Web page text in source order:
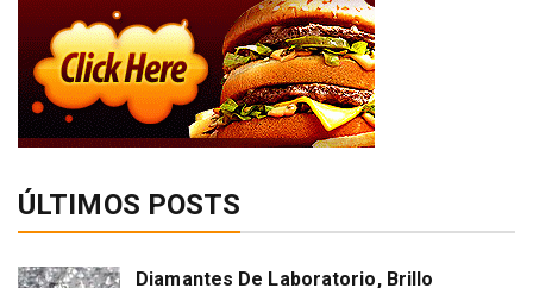
ÚLTIMOS POSTS
Diamantes De Laboratorio, Brillo